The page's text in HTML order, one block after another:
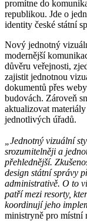
promítne do
republikou. Jde o
identity české státní
Nový jednotný
modernější
důvěru veřejnosti,
zajistit jednotnou
dokumentů přes
budovách. Zároveň
aktualizovat
jednotlivých úřadů.
„Jednotný vizuální
srozumitelněji a
přehlednější.
design státní správy
administrativě. O to
patří mezi resorty,
koordinují jeho
ministryně pro místní